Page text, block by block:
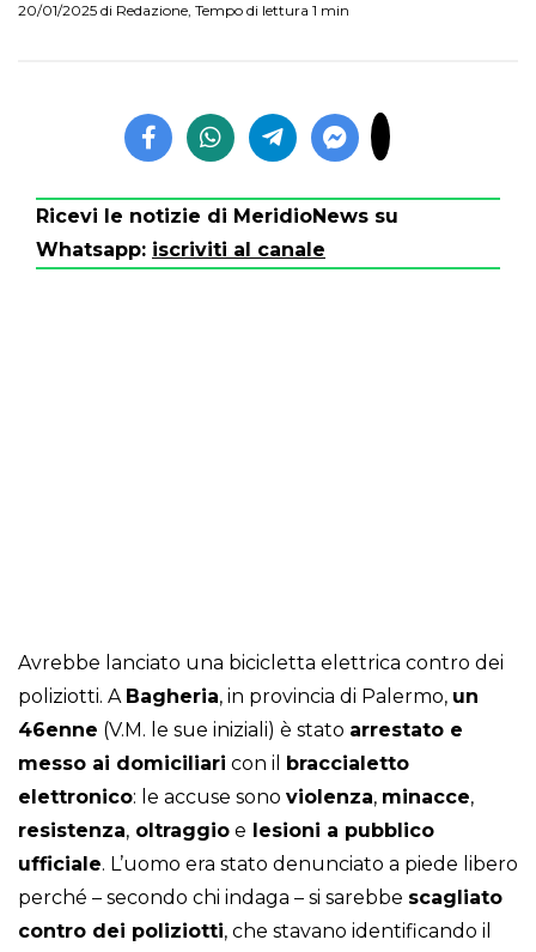
20/01/2025 di Redazione, Tempo di lettura 1 min
Ricevi le notizie di MeridioNews su
Whatsapp: iscriviti al canale
Avrebbe lanciato una bicicletta elettrica contro dei
poliziotti. A Bagheria, in provincia di Palermo, un
46enne (V.M. le sue iniziali) è stato arrestato e
messo ai domiciliari con il braccialetto
elettronico: le accuse sono violenza, minacce,
resistenza, oltraggio e lesioni a pubblico
ufficiale. L’uomo era stato denunciato a piede libero
perché – secondo chi indaga – si sarebbe scagliato
contro dei poliziotti, che stavano identificando il